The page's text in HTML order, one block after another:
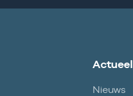
Actueel
Nieuws